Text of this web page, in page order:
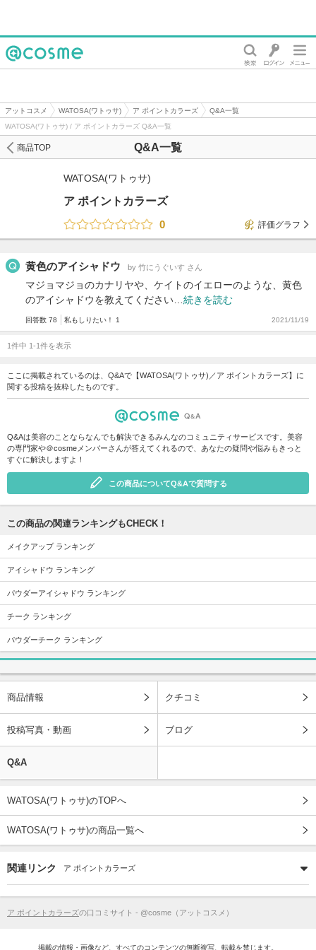
アットコスメ WATOSA(ワトゥサ) ア ポイントカラーズ
Q&A一覧
WATOSA(ワトゥサ) / ア ポイントカラーズ Q&A一覧
Q&A一覧
商品TOP
WATOSA(ワトゥサ)
ア ポイントカラーズ
0
評価グラフ
黄色のアイシャドウ by 竹にうぐいす さん
マジョマジョのカナリヤや、ケイトのイエローのような、黄色
のアイシャドウを教えてください… 続きを読む
回答数 78 私もしりたい！ 1 2021/11/19
1件中 1-1件を表示
ここに掲載されているのは、Q&Aで【WATOSA(ワトゥサ)／ア ポイントカラーズ】に
関する投稿を抜粋したものです。
Q&Aは美容のことならなんでも解決できるみんなのコミュニティサービスです。美容
の専門家や＠cosmeメンバーさんが答えてくれるので、あなたの疑問や悩みもきっと
すぐに解決しますよ！
この商品についてQ&Aで質問する
この商品の関連ランキングもCHECK！
メイクアップ ランキング
アイシャドウ ランキング
パウダーアイシャドウ ランキング
チーク ランキング
パウダーチーク ランキング
商品情報 クチコミ
投稿写真・動画 ブログ
Q&A
WATOSA(ワトゥサ)のTOPへ
WATOSA(ワトゥサ)の商品一覧へ
関連リンク ア ポイントカラーズ
ア ポイントカラーズの口コミサイト - @cosme（アットコスメ）
掲載の情報・画像など、すべてのコンテンツの無断複写、転載を禁じます。